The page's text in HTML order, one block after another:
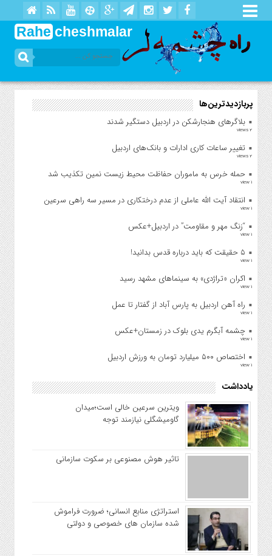
Rahe cheshmalar
پربازدیدترین‌ها
بلاگرهای هنجارشکن در اردبیل دستگیر شدند
2 views
تغییر ساعات کاری ادارات و بانک‌های اردبیل
2 views
حمله خرس به ماموران حفاظت محیط زیست نمین تکذیب شد
1 view
انتقاد آیت الله عاملی از عدم درختکاری در مسیر سه راهی سرعین
1 view
“زنگ مهر و مقاومت” در اردبیل+عکس
1 view
۵ حقیقت که باید درباره قدس بدانید!
1 view
اکران «تراژدی» به سینماهای مشهد رسید
1 view
راه آهن اردبیل به پارس آباد از گفتار تا عمل
1 view
چشمه آبگرم یدی بلوک در زمستان+عکس
1 view
اختصاص ۵۰۰ میلیارد تومان به ورزش اردبیل
1 view
یادداشت
ویترین سرعین خالی است؛میدان
گاومیشگلی نیازمند توجه
تاثیر هوش مصنوعی بر سکوت سازمانی
استراتژی منابع انسانی؛ ضرورت فراموش
شده سازمان های خصوصی و دولتی